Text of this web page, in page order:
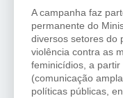
A campanha faz
permanente do
diversos setores do
violência contra as
feminicídios, a
(comunicação
políticas públicas,